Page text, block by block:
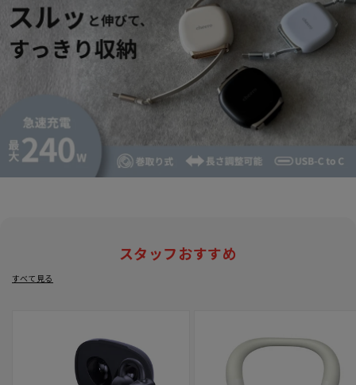
スタッフおすすめ
すべて見る